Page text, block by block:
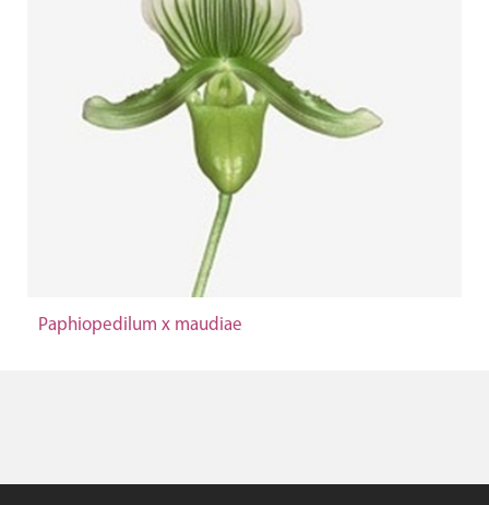
Paphiopedilum x maudiae